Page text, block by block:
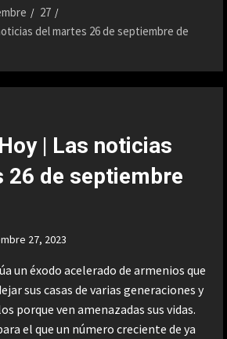
27
del martes 26 de septiembre de
| Las noticias
26 de septiembre
27, 2023
un éxodo acelerado de armenios que
sus casas de varias generaciones y
porque ven amenazadas sus vidas.
el que un número creciente de ya